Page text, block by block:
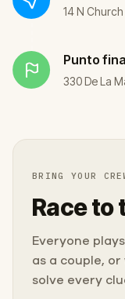
14 N
Punto
330 De La
BRING YOUR
Race to
Everyone
as a couple,
solve every